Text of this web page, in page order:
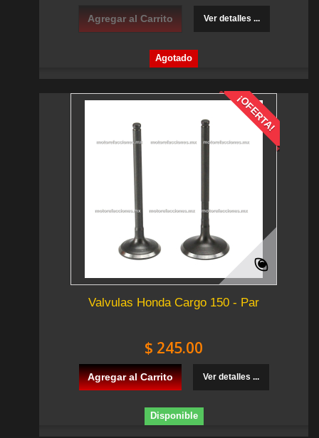
Agregar al Carrito Ver detalles ...
Agotado
¡OFERTA!
Valvulas Honda Cargo 150 - Par
$ 245.00
Agregar al Carrito Ver detalles ...
Disponible